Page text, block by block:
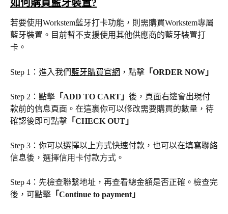
如何購買藍牙裝置?
若要使用Workstem藍牙打卡功能，則需購買Workstem專屬
藍牙裝置。目前暫不支援使用其他供應商的藍牙裝置打
卡。
Step 1：進入我們藍牙購買官網 ，點擊 「ORDER NOW」
Step 2：點擊 「ADD TO CART」 後，頁面右邊會出現付
款前的信息頁面。在這裏你可以修改需要購買的數量，待
確認後即可點擊 「CHECK OUT」
Step 3：你可以選擇以上方式快速付款，也可以在填寫聯絡
信息後，選擇信用卡付款方式。
Step 4：先檢查聯繫地址，再查看總金額是否正確。檢查完
後，可點擊 「Continue to payment」